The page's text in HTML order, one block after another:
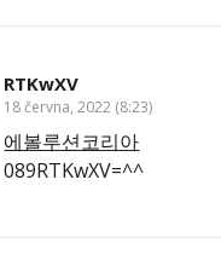
RTKwXV
18 června, 2022 (8:23)
에볼루션코리아
089RTKwXV=^^